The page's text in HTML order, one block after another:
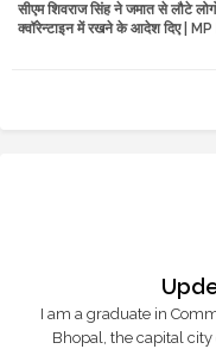
सीएम शिवराज सिंह ने जमात से लौटे
क्वॉरेन्टाइन में रखने के आदेश दिए |
I am a graduate in
Bhopal, the capital city